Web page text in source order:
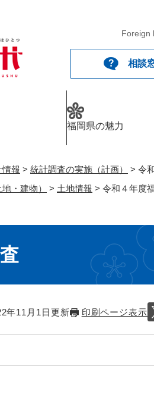
Foreign
相談
福岡県の魅力
情報 > 統計調査の実施（計画） > 令
・建物） > 土地情報 > 令和４年度
年11月1日更新 印刷ページ表示